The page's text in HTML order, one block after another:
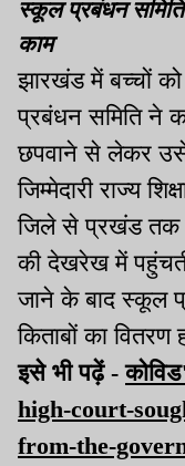
स्कूल प्रबंधन
काम
झारखंड में बच्चों
प्रबंधन समिति ने
छपवाने से लेकर
जिम्मेदारी राज्य
जिले से प्रखंड तक
की देखरेख में
जाने के बाद स्कूल
किताबों का वितरण
इसे भी पढ़ें -
high-court-
from-the-